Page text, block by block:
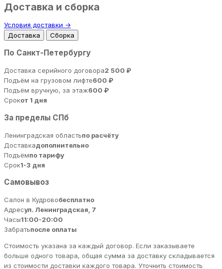
Доставка и сборка
Условия доставки →
Доставка
Сборка
По Санкт-Петербургу
Доставка серийного договора2 500 ₽
Подъём на грузовом лифте600 ₽
Подъём вручную, за этаж600 ₽
Срокот 1 дня
За пределы СПб
Ленинградская областьпо расчёту
Доставкадополнительно
Подъёмпо тарифу
Срок1-3 дня
Самовывоз
Салон в Кудровобесплатно
Адресул. Ленинградская, 7
Часы11:00-20:00
Забратьпосле оплаты
Стоимость указана за каждый договор. Если заказываете
больше одного товара, общая сумма за доставку складывается
из стоимости доставки каждого товара. Уточнить стоимость